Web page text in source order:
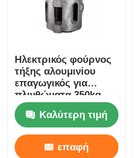
Ηλεκτρικός φούρνος
τήξης αλουμινίου
επαγωγικός για
πλινθώματα 350kg
Βάρος Ανθεκτικός
Καλύτερη τιμή
επαφή